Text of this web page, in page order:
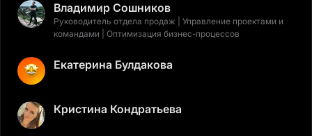
Владимир Сошников
Руководитель отдела продаж | Управление проектами и
командами | Оптимизация бизнес-процессов
Екатерина Булдакова
Кристина Кондратьева